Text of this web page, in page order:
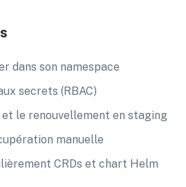
dans son namespace
secrets (RBAC)
le renouvellement en staging
manuelle
CRDs et chart Helm